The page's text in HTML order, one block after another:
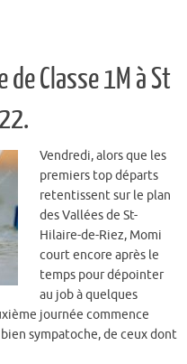
de Classe 1M à St
Vendredi, alors que les
premiers top départs
retentissent sur le plan
des Vallées de St-
Hilaire-de-Riez, Momi
court encore après le
temps pour dépointer
au job à quelques
journée commence
sympatoche, de ceux dont